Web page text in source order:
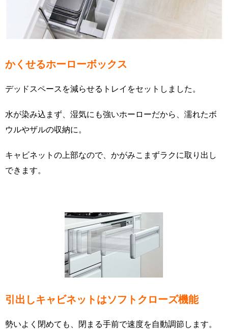
かくせるホーローボックス
デッドスペースを減らせるトレイをセットしました。
水が染み込まず、湿気にも強いホーローだから、濡れたボ
ウルやザルの収納に。
キャビネットの上部なので、かがみこまずラクに取り出し
できます。
引出しキャビネットはソフトクローズ機能
勢いよく閉めても、閉まる手前で速度を自動調節します。